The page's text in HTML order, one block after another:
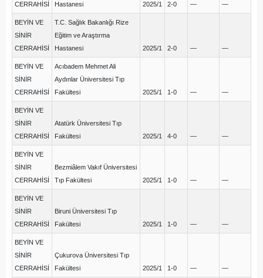
CERRAHİSİ
Hastanesi
2025/1 2-0 — —
BEYİN VE
SİNİR
CERRAHİSİ
T.C. Sağlık Bakanlığı Rize
Eğitim ve Araştırma
Hastanesi
2025/1 2-0 — —
BEYİN VE
SİNİR
CERRAHİSİ
Acıbadem Mehmet Ali
Aydınlar Üniversitesi Tıp
Fakültesi
2025/1 1-0 — —
BEYİN VE
SİNİR
CERRAHİSİ
Atatürk Üniversitesi Tıp
Fakültesi
2025/1 4-0 — —
BEYİN VE
SİNİR
CERRAHİSİ
Bezmiâlem Vakıf Üniversitesi
Tıp Fakültesi
2025/1 1-0 — —
BEYİN VE
SİNİR
CERRAHİSİ
Biruni Üniversitesi Tıp
Fakültesi
2025/1 1-0 — —
BEYİN VE
SİNİR
CERRAHİSİ
Çukurova Üniversitesi Tıp
Fakültesi
2025/1 1-0 — —